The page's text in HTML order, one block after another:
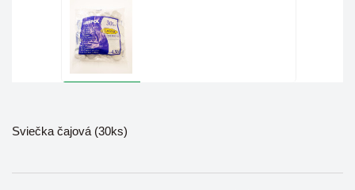
Sviečka čajová (30ks)